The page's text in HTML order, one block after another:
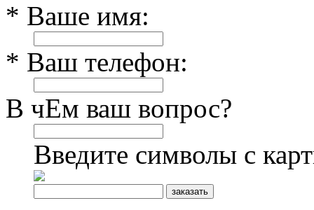
* Ваше имя:
* Ваш телефон:
В чЕм ваш вопрос?
Введите символы с